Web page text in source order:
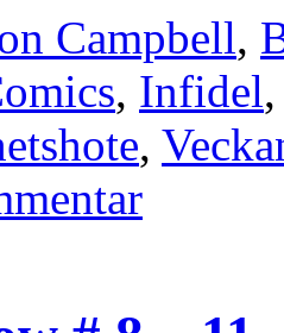
Campbell,
, Infidel
,